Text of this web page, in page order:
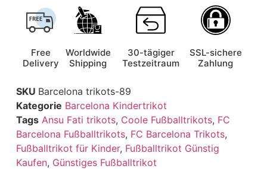
Free
Delivery
Worldwide
Shipping
30-tägiger
Testzeitraum
SSL-sichere
Zahlung
SKU Barcelona trikots-89
Kategorie Barcelona Kindertrikot
Tags Ansu Fati trikots, Coole Fußballtrikots, FC
Barcelona Fußballtrikots, FC Barcelona Trikots,
Fußballtrikot für Kinder, Fußballtrikot Günstig
Kaufen, Günstiges Fußballtrikot